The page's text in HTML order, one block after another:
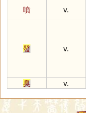
噴
v.
發 v.
臭
v.